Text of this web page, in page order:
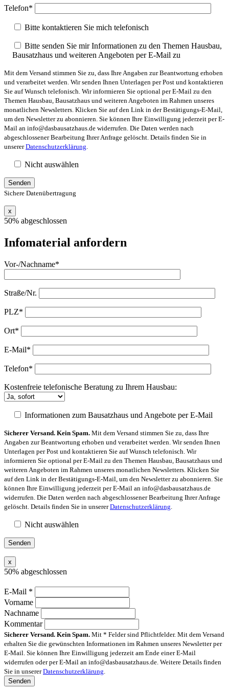
Telefon*
Bitte kontaktieren Sie mich telefonisch
Bitte senden Sie mir Informationen zu den Themen Hausbau,
Bausatzhaus und weiteren Angeboten per E-Mail zu
Mit dem Versand stimmen Sie zu, dass Ihre Angaben zur Beantwortung erhoben
und verarbeitet werden. Wir senden Ihnen Unterlagen per Post und kontaktieren
Sie auf Wunsch telefonisch. Wir informieren Sie optional per E-Mail zu den
Themen Hausbau, Bausatzhaus und weiteren Angeboten im Rahmen unseres
monatlichen Newsletters. Klicken Sie auf den Link in der Bestätigungs-E-Mail,
um den Newsletter zu abonnieren. Sie können Ihre Einwilligung jederzeit per E-
Mail an info@dasbausatzhaus.de widerrufen. Die Daten werden nach
abgeschlossener Bearbeitung Ihrer Anfrage gelöscht. Details finden Sie in
unsererDatenschutzerklärung
Nicht auswählen
Sichere Datenübertragung
x
50% abgeschlossen
Infomaterial anfordern
Vor-/Nachname*
Straße/Nr.
PLZ*
Ort*
E-Mail*
Telefon*
Kostenfreie telefonische Beratung zu Ihrem Hausbau:
Informationen zum Bausatzhaus und Angebote per E-Mail
Sicherer Versand. Kein Spam. Mit dem Versand stimmen Sie zu, dass Ihre
Angaben zur Beantwortung erhoben und verarbeitet werden. Wir senden Ihnen
Unterlagen per Post und kontaktieren Sie auf Wunsch telefonisch. Wir
informieren Sie optional per E-Mail zu den Themen Hausbau, Bausatzhaus und
weiteren Angeboten im Rahmen unseres monatlichen Newsletters. Klicken Sie
auf den Link in der Bestätigungs-E-Mail, um den Newsletter zu abonnieren. Sie
können Ihre Einwilligung jederzeit per E-Mail an info@dasbausatzhaus.de
widerrufen. Die Daten werden nach abgeschlossener Bearbeitung Ihrer Anfrage
gelöscht. Details finden Sie in unsererDatenschutzerklärung
Nicht auswählen
x
50% abgeschlossen
E-Mail *
Vorname
Nachname
Kommentar
Sicherer Versand. Kein Spam. Mit * Felder sind Pflichtfelder. Mit dem Versand
erhalten Sie die gewünschten Informationen im Rahmen unseres Newsletter per
E-Mail. Sie können Ihre Einwilligung jederzeit am Ende einer E-Mail
widerrufen oder per E-Mail an info@dasbausatzhaus.de. Weitere Details finden
Sie in unsererDatenschutzerklärung